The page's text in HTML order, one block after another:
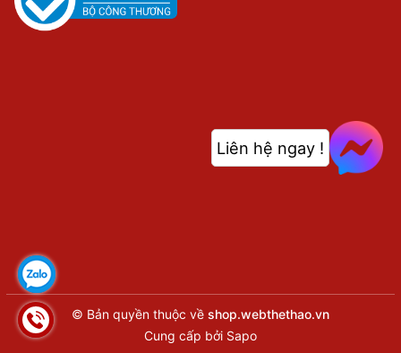
© Bản quyền thuộc về shop.webthethao.vn
Cung cấp bởi Sapo
Liên hệ ngay !